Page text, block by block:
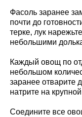
Фасоль заранее
почти до
терке, лук
небольшими
Каждый овощ по
небольшом
заранее отварите
натрите на
Соедините все